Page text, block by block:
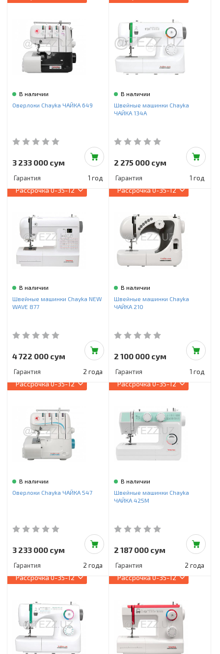
В наличии
Оверлоки Chayka ЧАЙКА 649
3 233 000 сум
Гарантия 1 год
В наличии
Швейные машинки Chayka
ЧАЙКА 134А
2 275 000 сум
Гарантия 1 год
Рассрочка0-35-12
В наличии
Швейные машинки Chayka NEW
WAVE 877
4 722 000 сум
Гарантия 2 года
Рассрочка0-35-12
В наличии
Швейные машинки Chayka
ЧАЙКА 210
2 100 000 сум
Гарантия 1 год
Рассрочка0-35-12
В наличии
Оверлоки Chayka ЧАЙКА 547
3 233 000 сум
Гарантия 2 года
Рассрочка0-35-12
В наличии
Швейные машинки Chayka
ЧАЙКА 425М
2 187 000 сум
Гарантия 2 года
Рассрочка0-35-12 Рассрочка0-35-12